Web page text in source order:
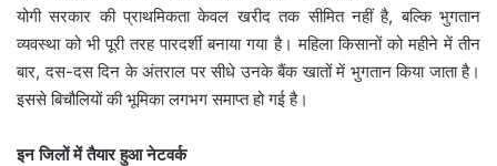
योगी सरकार की प्राथमिकता केवल खरीद तक सीमित नहीं है, बल्कि भुगतान
व्यवस्था को भी पूरी तरह पारदर्शी बनाया गया है। महिला किसानों को महीने में तीन
बार, दस-दस दिन के अंतराल पर सीधे उनके बैंक खातों में भुगतान किया जाता है।
इससे बिचौलियों की भूमिका लगभग समाप्त हो गई है।
इन जिलों में तैयार हुआ नेटवर्क